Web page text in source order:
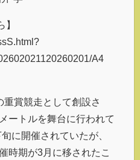
】
A4
賞競走として創設さ
ートルを舞台に行われて
に開催されていたが、
時期が3月に移されたこ